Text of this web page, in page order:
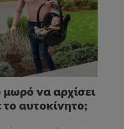
μωρό να αρχίσει
το αυτοκίνητο;